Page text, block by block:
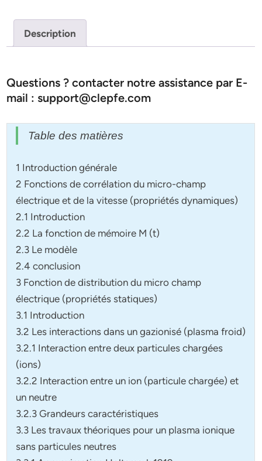
Description
Questions ? contacter notre assistance par E-
mail : support@clepfe.com
Table des matières
1 Introduction générale
2 Fonctions de corrélation du micro-champ
électrique et de la vitesse (propriétés dynamiques)
2.1 Introduction
2.2 La fonction de mémoire M (t)
2.3 Le modèle
2.4 conclusion
3 Fonction de distribution du micro champ
électrique (propriétés statiques)
3.1 Introduction
3.2 Les interactions dans un gazionisé (plasma froid)
3.2.1 Interaction entre deux particules chargées
(ions)
3.2.2 Interaction entre un ion (particule chargée) et
un neutre
3.2.3 Grandeurs caractéristiques
3.3 Les travaux théoriques pour un plasma ionique
sans particules neutres